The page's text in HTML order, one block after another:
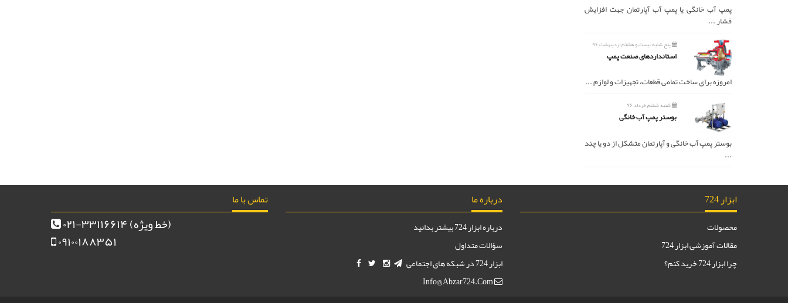
پمپ آب خانگی یا پمپ آب آپارتمان جهت افزایش
فشار ...
پنج شنبه بیست و هشتم اردیبهشت ۹۶
استانداردهای صنعت پمپ
امروزه برای ساخت تمامی قطعات، تجهیزات و لوازم ...
شنبه ششم خرداد ۹۶
بوستر پمپ آب خانگی
بوستر پمپ آب خانگی و آپارتمان متشکل از دو یا چند
...
ابزار 724
محصولات
مقالات آموزشی ابزار 724
چرا ابزار 724 خرید کنم؟
درباره ما
درباره ابزار 724 بیشتر بدانید
سؤالات متداول
ابزار 724 در شبکه های اجتماعی
تماس با ما
۰۲۱-۳۳۱۱۶۶۱۴(خط ویژه)
۰۹۱۰۰۱۸۸۳۵۱